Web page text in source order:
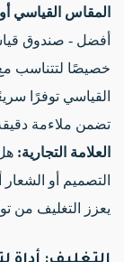
المقاس القياسي
أفضل - صندوق
خصيصًا لتتناسب مع
القياسي توفرًا
تضمن ملاءمة
العلامة التجارية:
التصميم أو
يعزز التغليف من